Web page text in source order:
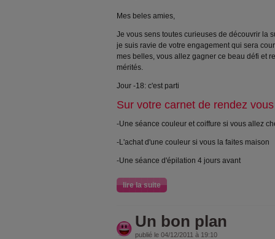
Mes beles amies,
Je vous sens toutes curieuses de découvrir la
je suis ravie de votre engagement qui sera
mes belles, vous allez gagner ce beau défi et
mérités.
Jour -18: c'est parti
Sur votre carnet de rendez
-Une séance couleur et coiffure si vous allez
-L'achat d'une couleur si vous la faites maison
-Une séance d'épilation 4 jours avant
lire la suite
Un bon plan
publié le 04/12/2011 à 19:10